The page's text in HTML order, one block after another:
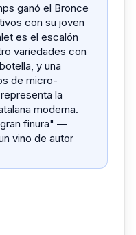
ganó el Bronce
con su joven
es el escalón
variedades con
y una
de micro-
la
moderna.
finura" —
vino de autor